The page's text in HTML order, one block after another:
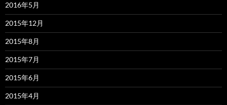
2016年5月
2015年12月
2015年8月
2015年7月
2015年6月
2015年4月